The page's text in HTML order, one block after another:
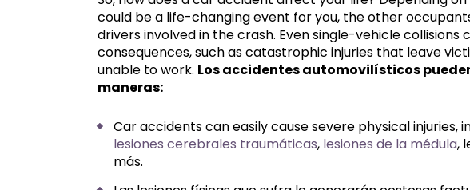
could be a life-changing event for you, the other
drivers involved in the crash. Even single-vehicle
consequences, such as catastrophic injuries that leave
unable to work. Los accidentes automovilísticos
maneras:
Car accidents can easily cause severe physical injuries,
lesiones cerebrales traumáticas, lesiones de la médula,
más.